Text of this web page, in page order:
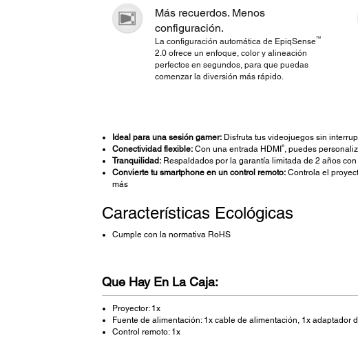
Más recuerdos. Menos
configuración.
La configuración automática de EpiqSenseTM
2.0 ofrece un enfoque, color y alineación
perfectos en segundos, para que puedas
comenzar la diversión más rápido.
Ideal para una sesión gamer:Disfruta tus videojuegos sin
Conectividad flexible:Con una entrada HDMI ®, puedes
Tranquilidad:Respaldados por la garantía limitada de 2 años
Convierte tu smartphone en un control remoto:Controla el
más
Características Ecológicas
Cumple con la normativa RoHS
Que Hay En La Caja:
Proyector: 1x
Fuente de alimentación: 1x cable de alimentación, 1x adaptador
Control remoto: 1x